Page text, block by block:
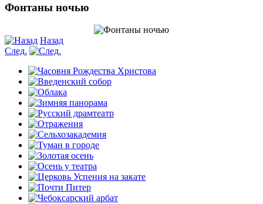
Фонтаны ночью
Назад
След.